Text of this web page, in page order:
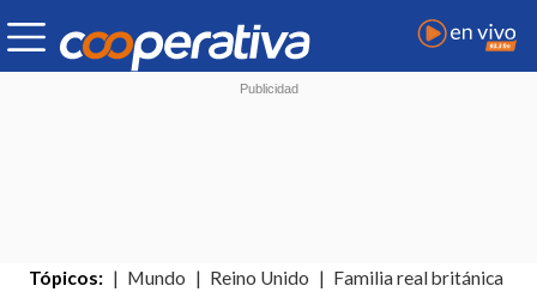
Tópicos: Mundo Reino Unido Familia real británica